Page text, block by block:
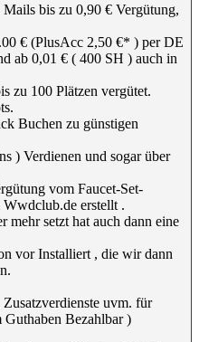
bis zu 0,90 € Vergütung,
€ (PlusAcc 2,50 €* ) per DE
ab 0,01 € ( 400 SH ) auch in
zu 100 Plätzen vergütet.
Buchen zu günstigen
) Verdienen und sogar über
vom Faucet-Set-
erstellt .
setzt hat auch dann eine
vor Installiert , die wir dann
uvm. für
Guthaben Bezahlbar )